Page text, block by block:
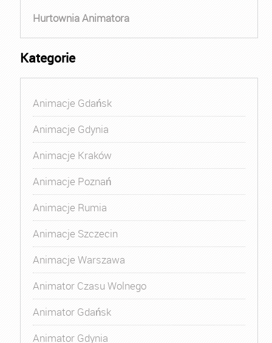
Hurtownia Animatora
Kategorie
Animacje Gdańsk
Animacje Gdynia
Animacje Kraków
Animacje Poznań
Animacje Rumia
Animacje Szczecin
Animacje Warszawa
Animator Czasu Wolnego
Animator Gdańsk
Animator Gdynia